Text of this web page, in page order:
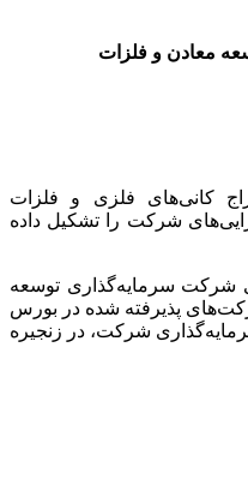
معادن و فلزات
کانی‌های فلزی و فلزات
ترکیب دارایی‌های شرکت را تشکیل داده
دارایی‌های شرکت سرمایه‌گذاری توسعه
پذیرفته شده در بورس
شرکت، در زنجیره